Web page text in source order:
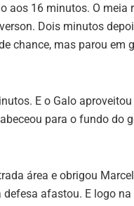
aos 16 minutos. O meia
Dois minutos
chance, mas parou em
E o Galo
para o fundo do
área e obrigou
afastou. E logo na